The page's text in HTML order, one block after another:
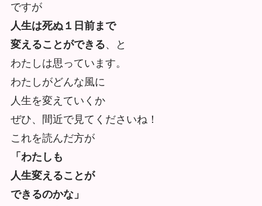
ですが
人生は死ぬ１日前まで
変えることができる、と
わたしは思っています。
わたしがどんな風に
人生を変えていくか
ぜひ、間近で見てくださいね！
これを読んだ方が
「わたしも
人生変えることが
できるのかな」